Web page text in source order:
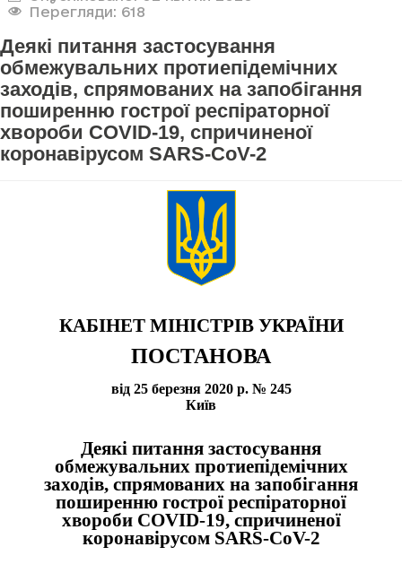
Перегляди: 618
Деякі питання застосування
обмежувальних протиепідемічних
заходів, спрямованих на запобігання
поширенню гострої респіраторної
хвороби COVID-19, спричиненої
коронавірусом SARS-CoV-2
КАБІНЕТ МІНІСТРІВ УКРАЇНИ
ПОСТАНОВА
від 25 березня 2020 р. № 245
Київ
Деякі питання застосування
обмежувальних протиепідемічних
заходів, спрямованих на запобігання
поширенню гострої респіраторної
хвороби COVID-19, спричиненої
коронавірусом SARS-CoV-2